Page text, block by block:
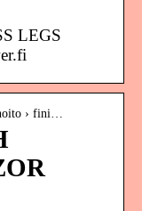
LEGS
› fini…